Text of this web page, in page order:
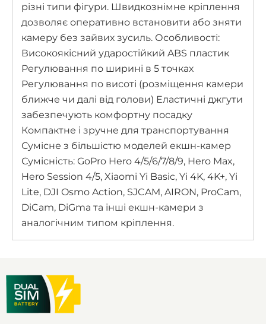
різні типи фігури. Швидкознімне кріплення
дозволяє оперативно встановити або зняти
камеру без зайвих зусиль. Особливості:
Високоякісний ударостійкий ABS пластик
Регулювання по ширині в 5 точках
Регулювання по висоті (розміщення камери
ближче чи далі від голови) Еластичні джгути
забезпечують комфортну посадку
Компактне і зручне для транспортування
Сумісне з більшістю моделей екшн-камер
Сумісність: GoPro Hero 4/5/6/7/8/9, Hero Max,
Hero Session 4/5, Xiaomi Yi Basic, Yi 4K, 4K+, Yi
Lite, DJI Osmo Action, SJCAM, AIRON, ProCam,
DiCam, DiGma та інші екшн-камери з
аналогічним типом кріплення.